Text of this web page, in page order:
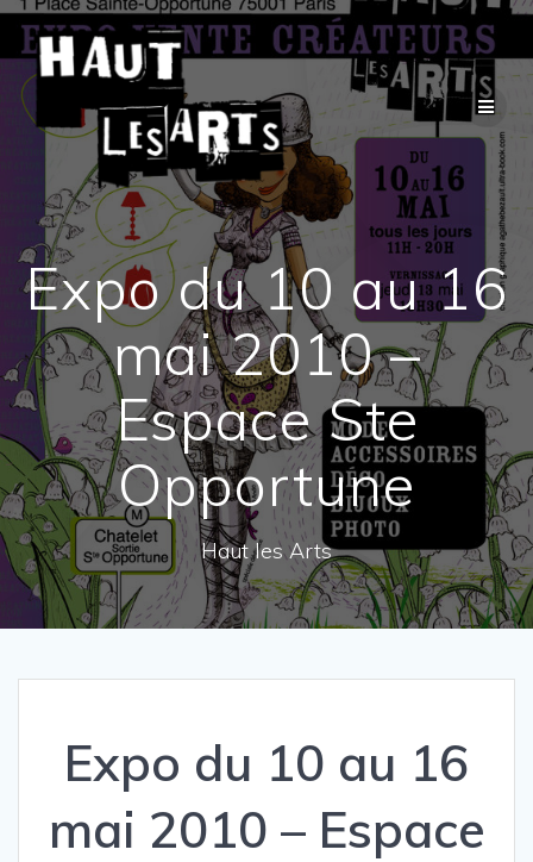
Passer
au
contenu
Expo du 10 au 16
mai 2010 –
Espace Ste
Opportune
Haut les Arts
Expo du 10 au 16
mai 2010 – Espace